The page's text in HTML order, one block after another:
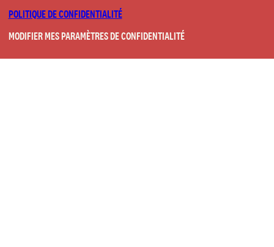
POLITIQUE DE CONFIDENTIALITÉ
MODIFIER MES PARAMÈTRES DE CONFIDENTIALITÉ